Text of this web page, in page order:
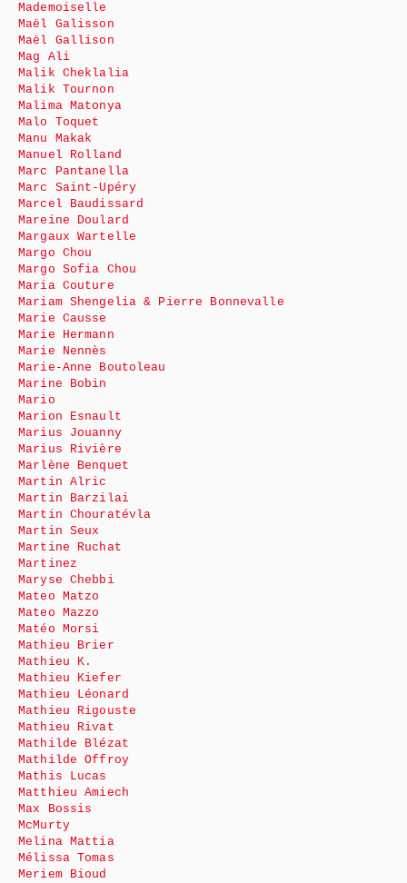
Mademoiselle
Maël Galisson
Maël Gallison
Mag Ali
Malik Cheklalia
Malik Tournon
Malima Matonya
Malo Toquet
Manu Makak
Manuel Rolland
Marc Pantanella
Marc Saint-Upéry
Marcel Baudissard
Mareine Doulard
Margaux Wartelle
Margo Chou
Margo Sofia Chou
Maria Couture
Mariam Shengelia & Pierre Bonnevalle
Marie Causse
Marie Hermann
Marie Nennès
Marie-Anne Boutoleau
Marine Bobin
Mario
Marion Esnault
Marius Jouanny
Marius Rivière
Marlène Benquet
Martin Alric
Martin Barzilai
Martin Chouratévla
Martin Seux
Martine Ruchat
Martinez
Maryse Chebbi
Mateo Matzo
Mateo Mazzo
Matéo Morsi
Mathieu Brier
Mathieu K.
Mathieu Kiefer
Mathieu Léonard
Mathieu Rigouste
Mathieu Rivat
Mathilde Blézat
Mathilde Offroy
Mathis Lucas
Matthieu Amiech
Max Bossis
McMurty
Melina Mattia
Mélissa Tomas
Meriem Bioud